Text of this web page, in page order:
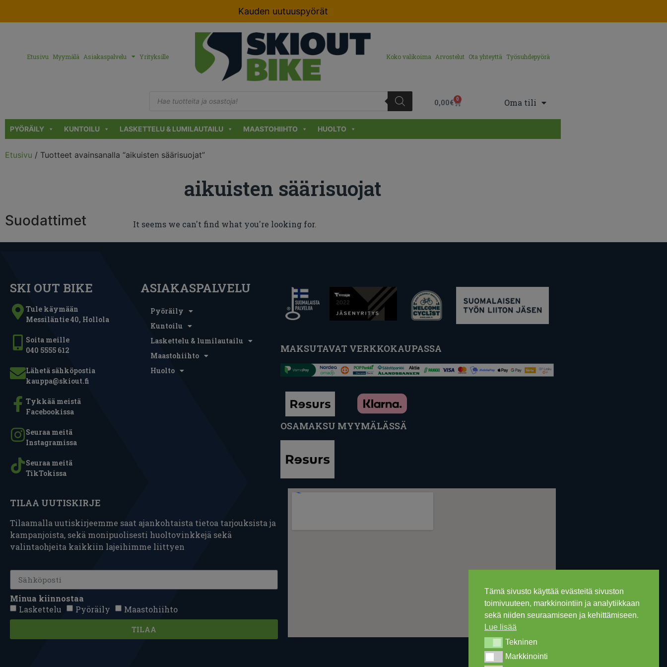
Tämä sivusto käyttää evästeitä sivuston
toimivuuteen, markkinointiin ja analytiikkaan
sekä niiden seuraamiseen ja kehittämiseen.
Lue lisää
TekninenTekninen
MarkkinointiMarkkinointi
Kauden uutuuspyörät
Etusivu Myymälä Asiakaspalvelu Yrityksille Koko valikoima Arvostelut Ota yhteyttä Työsuhdepyörä
0,00€ 0 Oma tili
PYÖRÄILY KUNTOILU LASKETTELU & LUMILAUTAILU MAASTOHIIHTO HUOLTO
Etusivu / Tuotteet avainsanalla “aikuisten säärisuojat”
aikuisten säärisuojat
Suodattimet It seems we can't find what you're looking for.
SKI OUT BIKE
Tule käymään
Messiläntie 40, Hollola
Soita meille
040 5555 612
Lähetä sähköpostia
kauppa@skiout.fi
Tykkää meistä
Facebookissa
Seuraa meitä
Instagramissa
Seuraa meitä
TikTokissa
ASIAKASPALVELU
Pyöräily
Kuntoilu
Laskettelu & lumilautailu
Maastohiihto
Huolto
MAKSUTAVAT VERKKOKAUPASSA
OSAMAKSU MYYMÄLÄSSÄ
TILAA UUTISKIRJE
Tilaamalla uutiskirjeemme saat ajankohtaista tietoa tarjouksista ja
kampanjoista, sekä monipuolisesti huoltovinkkejä sekä
valintaohjeita kaikkiin lajeihimme liittyen
Minua kiinnostaa
Laskettelu
Pyöräily Maastohiihto
TILAA